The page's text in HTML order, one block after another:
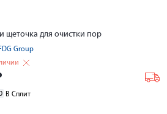
щеточка для очистки пор
Group
В Сплит